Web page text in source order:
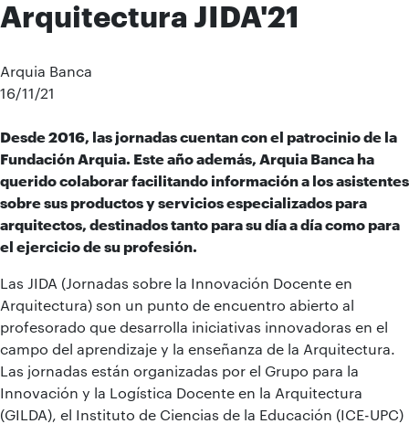
Arquitectura JIDA'21
Arquia Banca
16/11/21
Desde 2016, las jornadas cuentan con el patrocinio de la
Fundación Arquia. Este año además, Arquia Banca ha
querido colaborar facilitando información a los asistentes
sobre sus productos y servicios especializados para
arquitectos, destinados tanto para su día a día como para
el ejercicio de su profesión.
Las JIDA (Jornadas sobre la Innovación Docente en
Arquitectura) son un punto de encuentro abierto al
profesorado que desarrolla iniciativas innovadoras en el
campo del aprendizaje y la enseñanza de la Arquitectura.
Las jornadas están organizadas por el Grupo para la
Innovación y la Logística Docente en la Arquitectura
(GILDA), el Instituto de Ciencias de la Educación (ICE-UPC)